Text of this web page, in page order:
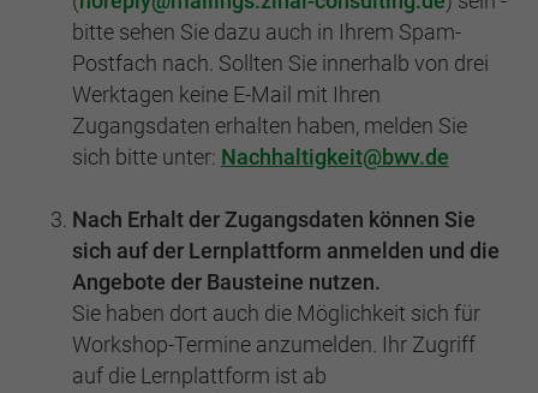
bitte sehen Sie dazu auch in Ihrem Spam-
Postfach nach. Sollten Sie innerhalb von drei
Werktagen keine E-Mail mit Ihren
Zugangsdaten erhalten haben, melden Sie
sich bitte unter: Nachhaltigkeit bwv.de
Nach Erhalt der Zugangsdaten können Sie
sich auf der Lernplattform anmelden und die
Angebote der Bausteine nutzen.
Sie haben dort auch die Möglichkeit sich für
Workshop-Termine anzumelden. Ihr Zugriff
auf die Lernplattform ist ab
Laufzeit 1 Jahr
Zweck
Dieser Wert speichert Ihre Consent-
Einstellungen. Unter anderem eine zufällig
generierte ID, für die historische
Speicherung Ihrer vorgenommen
dies eingestellt hat.
Name fe_typo3_user
Anbieter BWV Berlin Brandenburg
Name _ga_#
Anbieter Google Analytics
Laufzeit 2 Jahre
Zweck
Sammelt Daten dazu, wie oft ein Benutzer
eine Website besucht hat, sowie Daten für
den ersten und letzten Besuch. Von Google
Analytics verwendet.
Name _gid